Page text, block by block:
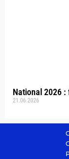
National 2026
21.06.2026